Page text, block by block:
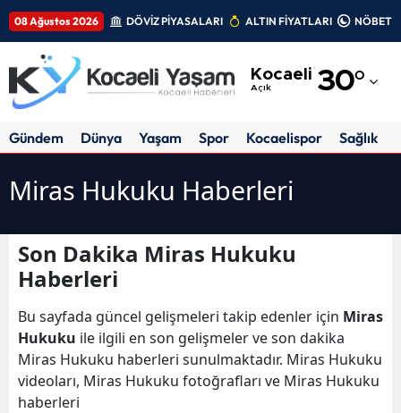
08 Ağustos 2026 DÖVİZ PİYASALARI ALTIN FİYATLARI
Kocaeli
Açık 30°
Adıyaman
Amasya
Ankara
Artvin
Aydın
Balıkesir
Gündem Dünya Yaşam Spor Kocaelispor Sağlık
Miras Hukuku Haberleri
Son Dakika Miras Hukuku
Haberleri
Bu sayfada güncel gelişmeleri takip edenler için Miras
Hukuku ile ilgili en son gelişmeler ve son dakika
Miras Hukuku haberleri sunulmaktadır. Miras Hukuku
videoları, Miras Hukuku fotoğrafları ve Miras Hukuku
haberleri